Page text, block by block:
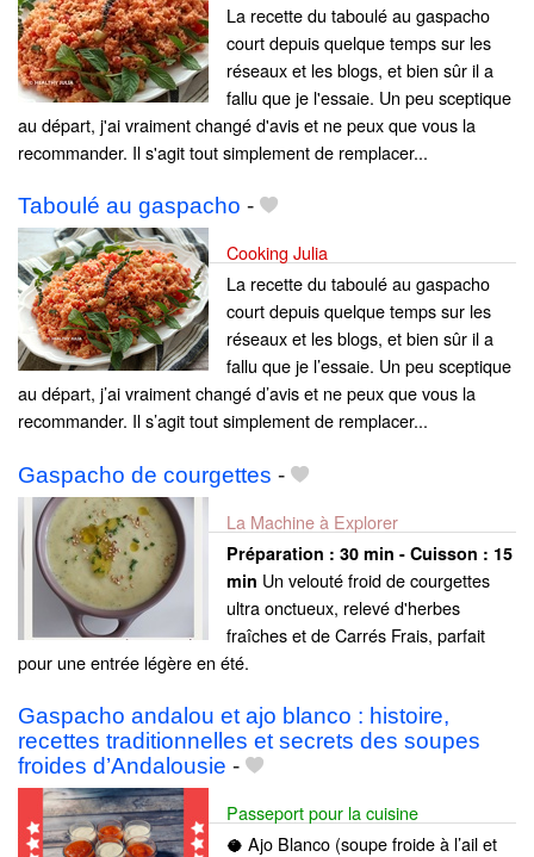
La recette du taboulé au gaspacho
court depuis quelque temps sur les
réseaux et les blogs, et bien sûr il a
fallu que je l'essaie. Un peu sceptique
au départ, j'ai vraiment changé d'avis et ne peux que vous la
recommander. Il s'agit tout simplement de remplacer...
Taboulé au gaspacho -
Cooking Julia
La recette du taboulé au gaspacho
court depuis quelque temps sur les
réseaux et les blogs, et bien sûr il a
fallu que je l’essaie. Un peu sceptique
au départ, j’ai vraiment changé d’avis et ne peux que vous la
recommander. Il s’agit tout simplement de remplacer...
Gaspacho de courgettes -
La Machine à Explorer
Préparation : 30 min - Cuisson : 15
min Un velouté froid de courgettes
ultra onctueux, relevé d'herbes
fraîches et de Carrés Frais, parfait
pour une entrée légère en été.
Gaspacho andalou et ajo blanco : histoire,
recettes traditionnelles et secrets des soupes
froides d’Andalousie -
Passeport pour la cuisine
🥥 Ajo Blanco (soupe froide à l’ail et